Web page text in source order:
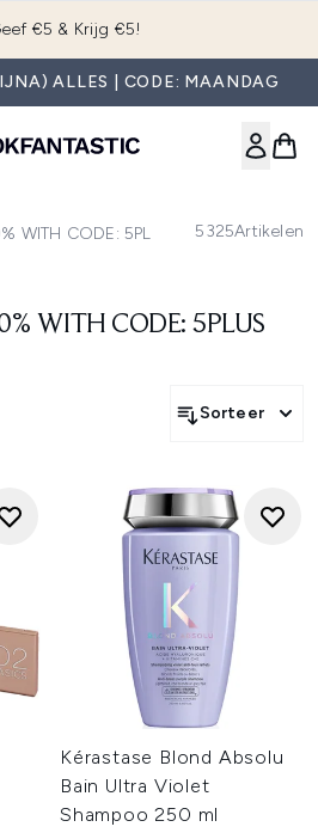
€5 & Krijg €5!
ALLES | CODE: MAANDAG
WITH CODE: 5PLUS 5325Artikelen
WITH CODE: 5PLUS
Sorteer
Kérastase Blond Absolu
Bain Ultra Violet
Shampoo 250 ml